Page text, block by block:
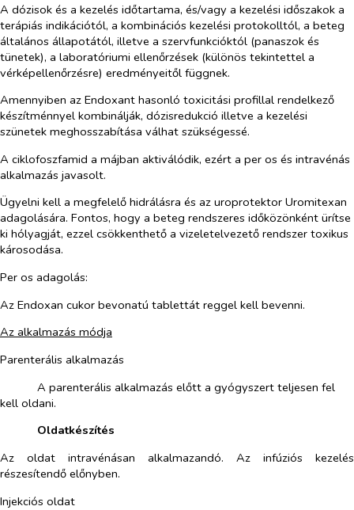
A dózisok és a kezelés időtartama, és/vagy a kezelési időszakok a
terápiás indikációtól, a kombinációs kezelési protokolltól, a beteg
általános állapotától, illetve a szervfunkcióktól (panaszok és
tünetek), a laboratóriumi ellenőrzések (különös tekintettel a
vérképellenőrzésre) eredményeitől függnek.
Amennyiben az Endoxant hasonló toxicitási profillal rendelkező
készítménnyel kombinálják, dózisredukció illetve a kezelési
szünetek meghosszabítása válhat szükségessé.
A ciklofoszfamid a májban aktiválódik, ezért a per os és intravénás
alkalmazás javasolt.
Ügyelni kell a megfelelő hidrálásra és az uroprotektor Uromitexan
adagolására. Fontos, hogy a beteg rendszeres időközönként ürítse
ki hólyagját, ezzel csökkenthető a vizeletelvezető rendszer toxikus
károsodása.
Per os adagolás:
Az Endoxan cukor bevonatú tablettát reggel kell bevenni.
Az alkalmazás módja
Parenterális alkalmazás
A parenterális alkalmazás előtt a gyógyszert teljesen fel
kell oldani.
Oldatkészítés
Az oldat intravénásan alkalmazandó. Az infúziós kezelés
részesítendő előnyben.
Injekciós oldat